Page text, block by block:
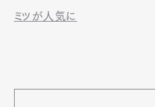
ミツが人気に